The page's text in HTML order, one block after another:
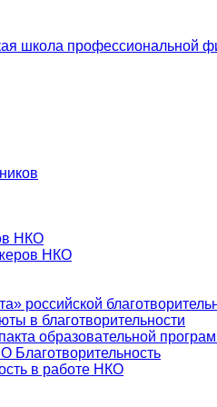
НКО
НКО
российской
в благотворительности
образовательной
Благотворительность
в работе НКО